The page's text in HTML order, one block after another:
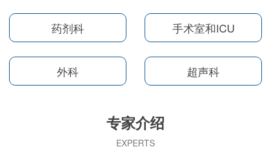
药剂科 手术室和ICU
外科 超声科
专家介绍
EXPERTS